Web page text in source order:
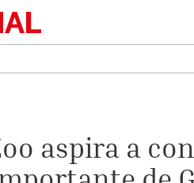
aspira a